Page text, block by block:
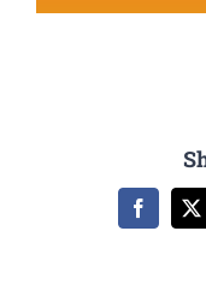
Facebook
X